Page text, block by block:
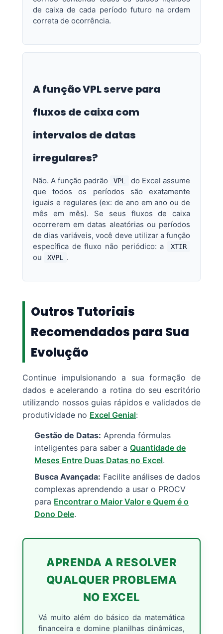
de caixa de cada período futuro na ordem
correta de ocorrência.
A função VPL serve para
fluxos de caixa com
intervalos de datas
irregulares?
Não. A função padrão VPL
do Excel assume
que todos os períodos são exatamente
iguais e regulares (ex: de ano em ano ou de
mês em mês). Se seus fluxos de caixa
ocorrerem em datas aleatórias ou períodos
de dias variáveis, você deve utilizar a função
específica de fluxo não periódico: a
XTIR
ou XVPL .
Outros Tutoriais
Recomendados para Sua
Evolução
Continue impulsionando a sua formação de
dados e acelerando a rotina do seu escritório
utilizando nossos guias rápidos e validados de
produtividade no Excel Genial:
Gestão de Datas: Aprenda fórmulas
inteligentes para saber a Quantidade de
Meses Entre Duas Datas no Excel.
Busca Avançada: Facilite análises de dados
complexas aprendendo a usar o PROCV
para Encontrar o Maior Valor e Quem é o
Dono Dele.
APRENDA A RESOLVER
QUALQUER PROBLEMA
NO EXCEL
Vá muito além do básico da matemática
financeira e domine planilhas dinâmicas,